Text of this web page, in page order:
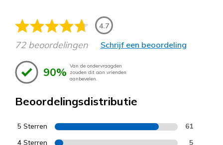
4.7
72 beoordelingen Schrijf een beoordeling
90% Van de ondervraagden
zouden dit aan vrienden
aanbevelen.
Beoordelingsdistributie
5 Sterren 61
4 Sterren 5